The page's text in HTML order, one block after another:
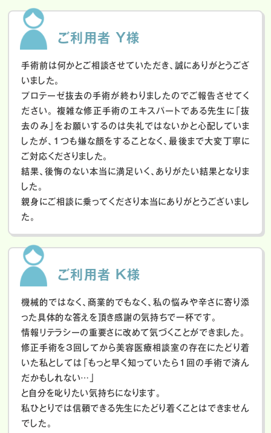
ご利用者 Y様
手術前は何かとご相談させていただき、誠にありがとうござ
いました。
プロテーゼ抜去の手術が終わりましたのでご報告させてく
ださい。
複雑な修正手術のエキスパートである先生に「抜
去のみ」をお願いするのは失礼ではないかと心配していま
したが、１つも嫌な顔をすることなく、最後まで大変丁寧に
ご対応くださりました。
結果、後悔のない本当に満足いく、ありがたい結果となりま
した。
親身にご相談に乗ってくださり本当にありがとうございまし
た。
ご利用者 K様
機械的ではなく、商業的でもなく、私の悩みや辛さに寄り添
った具体的な答えを頂き感謝の気持ちで一杯です。
情報リテラシーの重要さに改めて気づくことができました。
修正手術を3回してから美容医療相談室の存在にたどり着
いた私としては「もっと早く知っていたら1回の手術で済ん
だかもしれない…」
と自分を叱りたい気持ちになります。
私ひとりでは信頼できる先生にたどり着くことはできません
でした。